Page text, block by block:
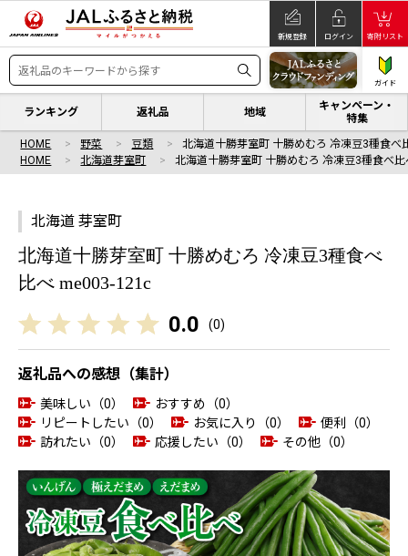
新規登録 ログイン 寄附リスト
ガイド
ランキング 返礼品 地域
キャンペーン・
特集
HOME 野菜 豆類
北海道十勝芽室町 十勝めむろ 冷凍豆3種食べ
HOME
北海道芽室町 北海道十勝芽室町 十勝めむろ 冷凍豆3種食べ
北海道 芽室町
北海道十勝芽室町 十勝めむろ 冷凍豆3種食べ
比べ me003-121c
0.0 (0)
返礼品への感想（集計）
美味しい（0）
おすすめ（0）
リピートしたい（0）
お気に入り（0）
便利（0）
訪れたい（0）
応援したい（0） その他（0）